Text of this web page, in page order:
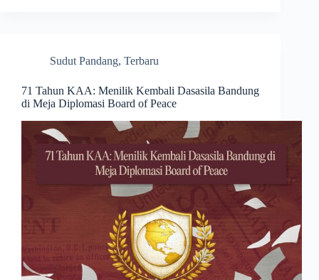
Sudut Pandang, Terbaru
71 Tahun KAA: Menilik Kembali Dasasila Bandung
di Meja Diplomasi Board of Peace